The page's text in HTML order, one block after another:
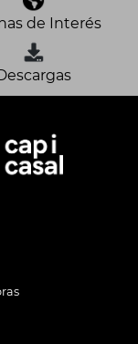
de Interés